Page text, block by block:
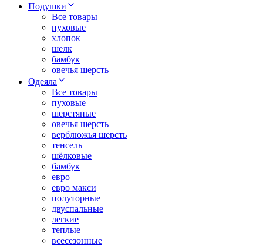
Подушки
Все товары
пуховые
хлопок
шелк
бамбук
овечья шерсть
Одеяла
Все товары
пуховые
шерстяные
овечья шерсть
верблюжья шерсть
тенсель
шёлковые
бамбук
евро
евро макси
полуторные
двуспальные
легкие
теплые
всесезонные